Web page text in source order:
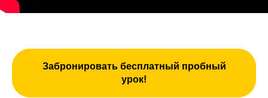
Забронировать бесплатный пробный
урок!